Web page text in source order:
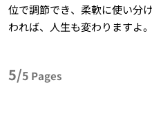
位で調節でき、柔軟に使い分
われば、人生も変わりますよ。
5/5 Pages